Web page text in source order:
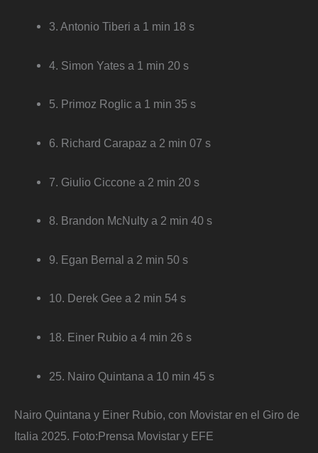
3. Antonio Tiberi a 1 min 18 s
4. Simon Yates a 1 min 20 s
5. Primoz Roglic a 1 min 35 s
6. Richard Carapaz a 2 min 07 s
7. Giulio Ciccone a 2 min 20 s
8. Brandon McNulty a 2 min 40 s
9. Egan Bernal a 2 min 50 s
10. Derek Gee a 2 min 54 s
18. Einer Rubio a 4 min 26 s
25. Nairo Quintana a 10 min 45 s
Nairo Quintana y Einer Rubio, con Movistar en el Giro de
Italia 2025. Foto:Prensa Movistar y EFE